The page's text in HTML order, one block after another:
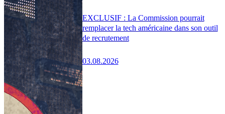
EXCLUSIF : La Commission pourrait
remplacer la tech américaine dans son outil
de recrutement
03.08.2026